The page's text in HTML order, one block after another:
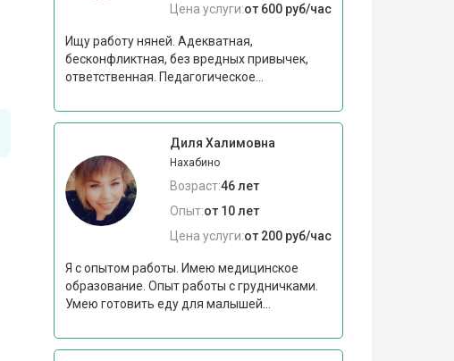
Цена услуги:от 600 руб/час
Ищу работу няней. Адекватная,
бесконфликтная, без вредных привычек,
ответственная. Педагогическое...
Диля Халимовна
Нахабино
Возраст:46 лет
Опыт:от 10 лет
Цена услуги:от 200 руб/час
Я с опытом работы. Имею медицинское
образование. Опыт работы с грудничками.
Умею готовить еду для малышей...